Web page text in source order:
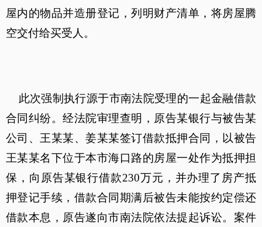
屋内的物品并造册登记，列明财产清单，将房屋腾
空交付给买受人。
此次强制执行源于市南法院受理的一起金融借款
合同纠纷。经法院审理查明，原告某银行与被告某
公司、王某某、姜某某签订借款抵押合同，以被告
王某某名下位于本市海口路的房屋一处作为抵押担
保，向原告某银行借款230万元，并办理了房产抵
押登记手续，借款合同期满后被告未能按约定偿还
借款本息，原告遂向市南法院依法提起诉讼。案件